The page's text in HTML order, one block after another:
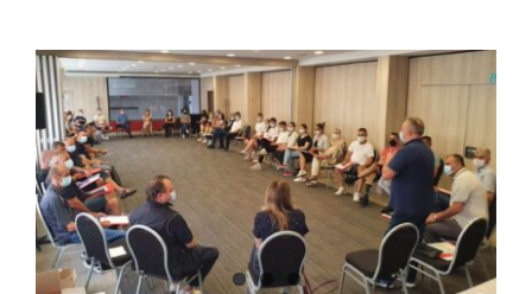
View
Larger
Image